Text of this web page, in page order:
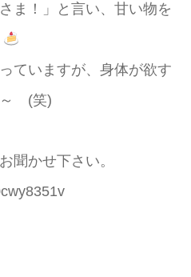
ま！」と言い、甘い物を
ていますが、身体が欲す
～ (笑)
聞かせ下さい。